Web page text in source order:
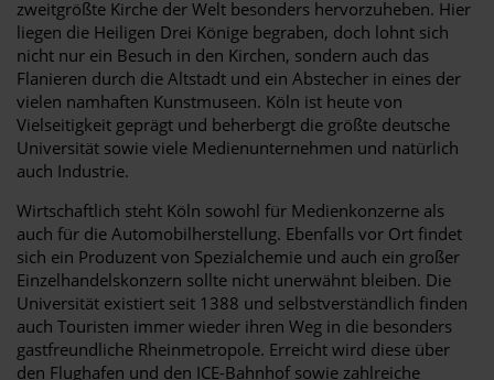
zweitgrößte Kirche der Welt besonders hervorzuheben. Hier
liegen die Heiligen Drei Könige begraben, doch lohnt sich
nicht nur ein Besuch in den Kirchen, sondern auch das
Flanieren durch die Altstadt und ein Abstecher in eines der
vielen namhaften Kunstmuseen. Köln ist heute von
Vielseitigkeit geprägt und beherbergt die größte deutsche
Universität sowie viele Medienunternehmen und natürlich
auch Industrie.
Wirtschaftlich steht Köln sowohl für Medienkonzerne als
auch für die Automobilherstellung. Ebenfalls vor Ort findet
sich ein Produzent von Spezialchemie und auch ein großer
Einzelhandelskonzern sollte nicht unerwähnt bleiben. Die
Universität existiert seit 1388 und selbstverständlich finden
auch Touristen immer wieder ihren Weg in die besonders
gastfreundliche Rheinmetropole. Erreicht wird diese über
den Flughafen und den ICE-Bahnhof sowie zahlreiche